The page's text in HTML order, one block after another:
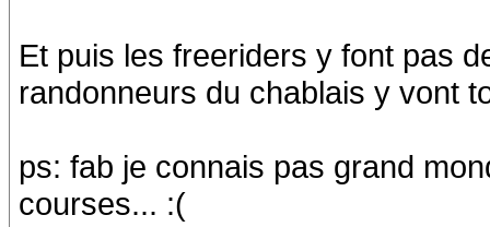
Et puis les freeriders y font pas
randonneurs du chablais y vont
ps: fab je connais pas grand
courses... :(